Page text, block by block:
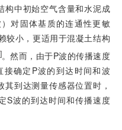
构中初始空气含量和水泥成
对固体基质的连通性更敏
较小，更适用于混凝土结构
]。然而，由于P波的传播速度
确定P波的到达时间和波
到达测量传感器位置时，
S波的到达时间和传播速度